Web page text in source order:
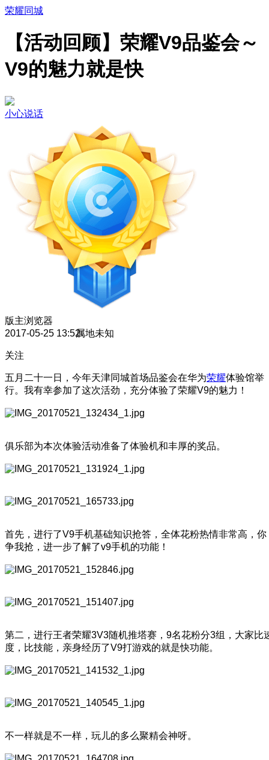
荣耀同城
【活动回顾】荣耀V9品鉴会～
V9的魅力就是快
小心说话
版主浏览器
2017-05-25 13:52属地未知
关注
五月二十一日，今年天津同城首场品鉴会在华为荣耀体验馆举
行。我有幸参加了这次活劲，充分体验了荣耀V9的魅力！
俱乐部为本次体验活动准备了体验机和丰厚的奖品。
首先，进行了V9手机基础知识抢答，全体花粉热情非常高，你
争我抢，进一步了解了v9手机的功能！
第二，进行王者荣耀3V3随机推塔赛，9名花粉分3组，大家比
度，比技能，亲身经历了V9打游戏的就是快功能。
不一样就是不一样，玩儿的多么聚精会神呀。